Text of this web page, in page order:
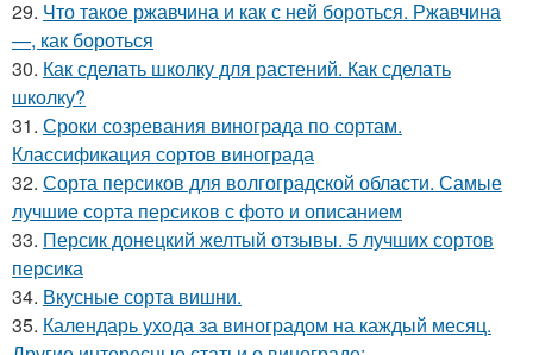
29. Что такое ржавчина и как с ней бороться. Ржавчина
—, как бороться
30. Как сделать школку для растений. Как сделать
школку?
31. Сроки созревания винограда по сортам.
Классификация сортов винограда
32. Сорта персиков для волгоградской области. Самые
лучшие сорта персиков с фото и описанием
33. Персик донецкий желтый отзывы. 5 лучших сортов
персика
34. Вкусные сорта вишни.
35. Календарь ухода за виноградом на каждый месяц.